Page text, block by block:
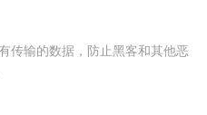
传输的数据，防止黑客和其他恶